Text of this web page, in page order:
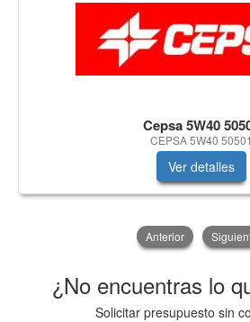
Cepsa 5W40
CEPSA 5W40 50501
Ver detalles
Anterior
¿No encuentras lo
Solicitar presupuesto sin